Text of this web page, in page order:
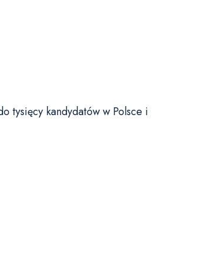
tysięcy kandydatów w Polsce i